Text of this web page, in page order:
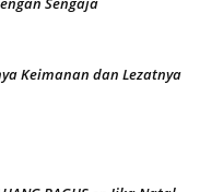
Keimanan dan Lezatnya